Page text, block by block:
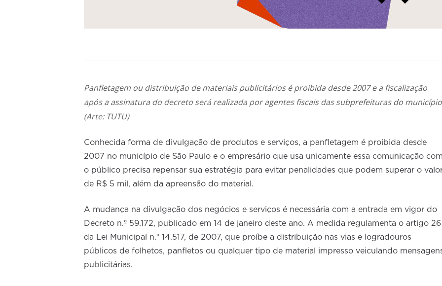
Panfletagem ou distribuição de materiais publicitários é proibida desde 2007 e a fiscalização
após a assinatura do decreto será realizada por agentes fiscais das subprefeituras do município
(Arte: TUTU)
Conhecida forma de divulgação de produtos e serviços, a panfletagem é proibida desde
2007 no município de São Paulo e o empresário que usa unicamente essa comunicação
o público precisa repensar sua estratégia para evitar penalidades que podem superar o
de R$ 5 mil, além da apreensão do material.
A mudança na divulgação dos negócios e serviços é necessária com a entrada em vigor do
Decreto n.º 59.172, publicado em 14 de janeiro deste ano. A medida regulamenta o artigo 26
da Lei Municipal n.º 14.517, de 2007, que proíbe a distribuição nas vias e logradouros
públicos de folhetos, panfletos ou qualquer tipo de material impresso veiculando
publicitárias.